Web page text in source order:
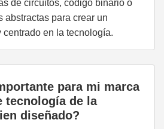
de circuitos, código binario o
abstractas para crear un
centrado en la tecnología.
para mi marca
tecnología de la
diseñado?